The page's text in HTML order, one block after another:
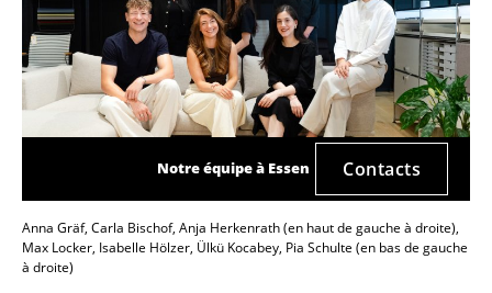
Notre équipe à Essen Contacts
Anna Gräf, Carla Bischof, Anja Herkenrath (en haut de gauche à droite),
Max Locker, Isabelle Hölzer, Ülkü Kocabey, Pia Schulte (en bas de gauche
à droite)